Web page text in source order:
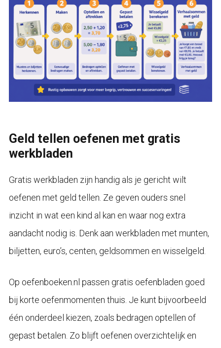
Geld tellen oefenen met gratis
werkbladen
Gratis werkbladen zijn handig als je gericht wilt
oefenen met geld tellen. Ze geven ouders snel
inzicht in wat een kind al kan en waar nog extra
aandacht nodig is. Denk aan werkbladen met munten,
biljetten, euro’s, centen, geldsommen en wisselgeld.
Op oefenboeken.nl passen gratis oefenbladen goed
bij korte oefenmomenten thuis. Je kunt bijvoorbeeld
één onderdeel kiezen, zoals bedragen optellen of
gepast betalen. Zo blijft oefenen overzichtelijk en